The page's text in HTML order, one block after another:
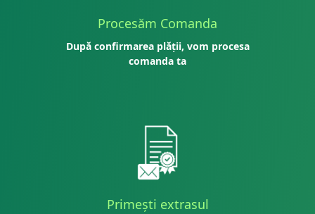
Procesăm Comanda
După confirmarea plății, vom procesa
comanda ta
Primești extrasul